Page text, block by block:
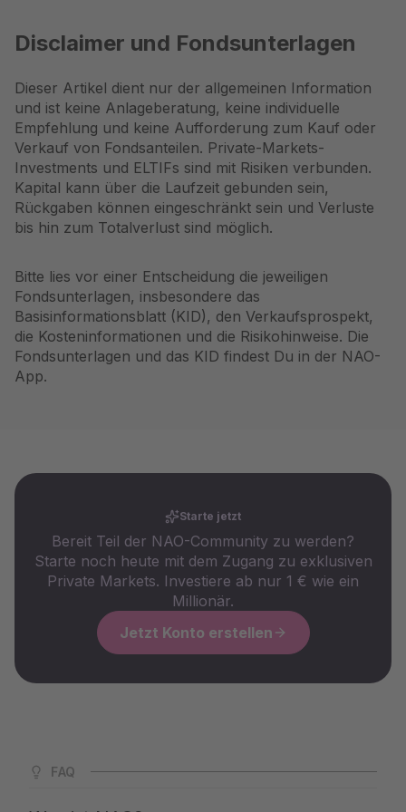
Disclaimer und Fondsunterlagen
Dieser Artikel dient nur der allgemeinen Information
und ist keine Anlageberatung, keine individuelle
Empfehlung und keine Aufforderung zum Kauf oder
Verkauf von Fondsanteilen. Private-Markets-
Investments und ELTIFs sind mit Risiken verbunden.
Kapital kann über die Laufzeit gebunden sein,
Rückgaben können eingeschränkt sein und Verluste
bis hin zum Totalverlust sind möglich.
Bitte lies vor einer Entscheidung die jeweiligen
Fondsunterlagen, insbesondere das
Basisinformationsblatt (KID), den Verkaufsprospekt,
die Kosteninformationen und die Risikohinweise. Die
Fondsunterlagen und das KID findest Du in der NAO-
App.
Starte jetzt
Bereit Teil der NAO-Community zu werden?
Starte noch heute mit dem Zugang zu exklusiven
Private Markets. Investiere ab nur 1 € wie ein
Millionär.
Jetzt Konto erstellen
FAQ